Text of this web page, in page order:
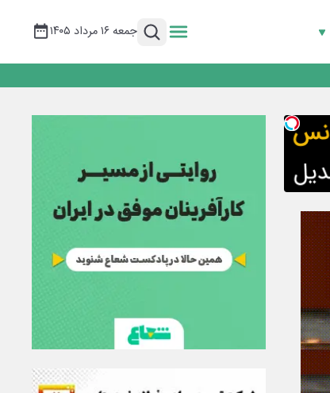
جمعه ۱۶ مرداد ۱۴۰۵